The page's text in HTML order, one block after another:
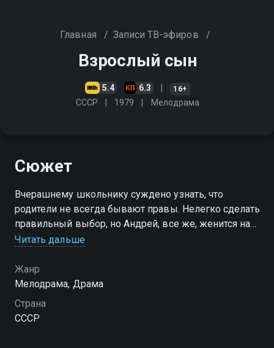
Главная / Записи ТВ-эфиров /
Взрослый сын
5.4 6.3 16+
СССР 1979 Мелодрама
Сюжет
Вчерашнему школьнику суждено узнать, что
родители не всегда бывают правы. Нелегко сделать
правильный выбор, но Андрей, все же, женится на
любимой…
Читать дальше
Жанр
Мелодрама, Драма
Страна
СССР